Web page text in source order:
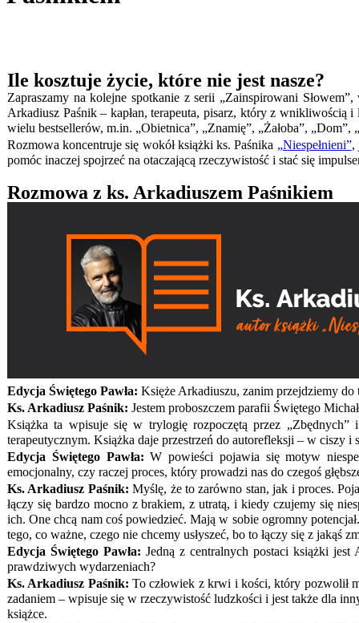
Ile kosztuje życie, które nie jest nasze?
Zapraszamy na kolejne spotkanie z serii „Zainspirowani
Arkadiusz Paśnik – kapłan, terapeuta, pisarz, który z wnikliwością
wielu bestsellerów, m.in. „Obietnica”, „Znamię”, „Żałoba”, „Dom”,
Rozmowa koncentruje się wokół książki ks. Paśnika „Niespełnieni”,
pomóc inaczej spojrzeć na otaczającą rzeczywistość i stać się
Rozmowa z ks. Arkadiuszem Paśnikiem
Edycja Świętego Pawła: Księże Arkadiuszu, zanim przejdziemy
Ks. Arkadiusz Paśnik: Jestem proboszczem parafii Świętego
Książka ta wpisuje się w trylogię rozpoczętą przez
terapeutycznym. Książka daje przestrzeń do autorefleksji – w ciszy i
Edycja Świętego Pawła: W powieści pojawia się motyw
emocjonalny, czy raczej proces, który prowadzi nas do czegoś
Ks. Arkadiusz Paśnik: Myślę, że to zarówno stan, jak i proces.
łączy się bardzo mocno z brakiem, z utratą, i kiedy czujemy się
ich. One chcą nam coś powiedzieć. Mają w sobie ogromny
tego, co ważne, czego nie chcemy usłyszeć, bo to łączy się z jakąś
Edycja Świętego Pawła: Jedną z centralnych postaci książki
prawdziwych wydarzeniach?
Ks. Arkadiusz Paśnik: To człowiek z krwi i kości, który pozwolił
zadaniem – wpisuje się w rzeczywistość ludzkości i jest także dla
książce.